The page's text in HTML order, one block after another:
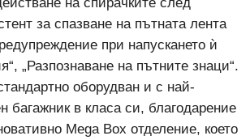
за спазване на пътната лента
при напускането ѝ
„Разпознаване на пътните знаци“.
оборудван и с най-
багажник в класа си, благодарение
Mega Box отделение, което